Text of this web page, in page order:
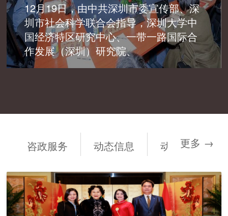
12月19日，由中共深圳市委宣传部、深
圳市社会科学联合会指导，深圳大学中
国经济特区研究中心、一带一路国际合
作发展（深圳）研究院、
咨政服务 动态信息 动态信息
更多 →